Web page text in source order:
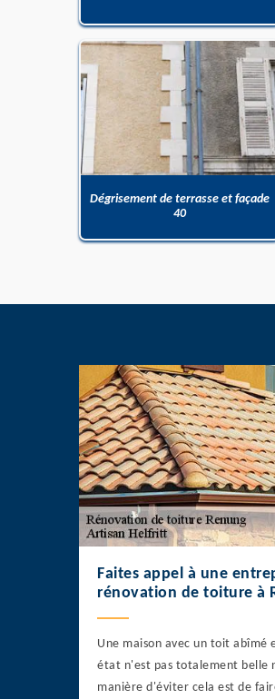
Dégrisement de terrasse et façade
40
Faites appel à une
rénovation de toiture à
Une maison avec un toit abîmé
état n'est pas totalement belle
manière d'éviter cela est de